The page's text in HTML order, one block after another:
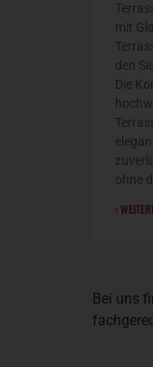
mit
den
Die
ohne
›
Bei uns